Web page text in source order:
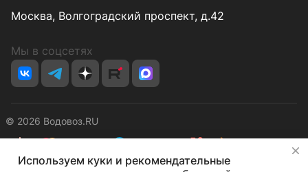
Москва, Волгоградский проспект, д.42
Мы в соцсетях
© 2026 Водовоз.RU
КонфиденциальностьОферта
Используем куки и рекомендательные